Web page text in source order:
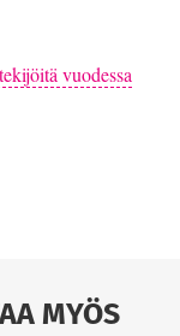
vuodessa
MYÖS